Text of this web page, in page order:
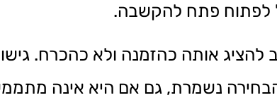
לפתוח פתח להקשבה.
אותה כהזמנה ולא כהכרח.
נשמרת, גם אם היא אינה